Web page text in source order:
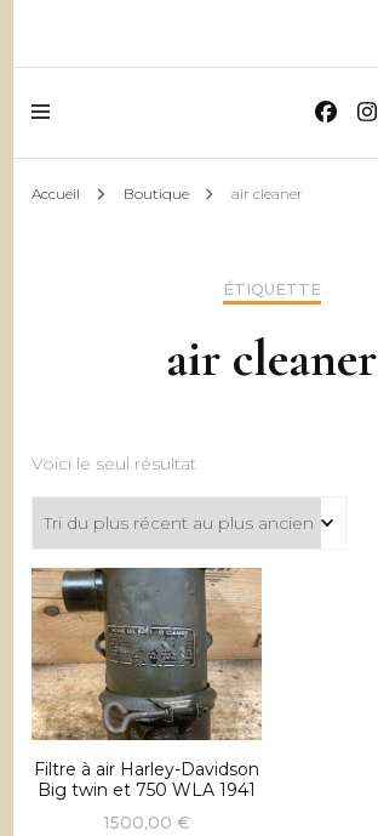
Accueil Boutique air cleaner
ÉTIQUETTE
air cleaner
Voici le seul résultat
Filtre à air Harley-Davidson
Big twin et 750 WLA 1941
1500,00€